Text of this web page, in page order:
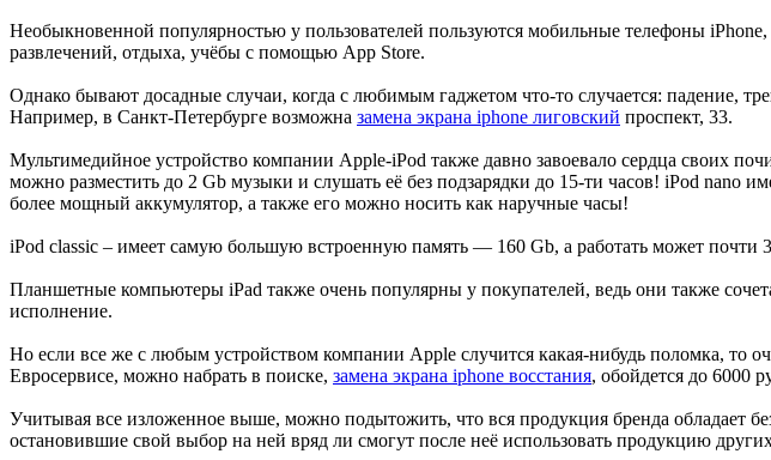
Необыкновенной популярностью у пользователей пользуются мобильные телефоны
развлечений, отдыха, учёбы с помощью App Store.
Однако бывают досадные случаи, когда с любимым гаджетом что-то случается: падение,
Например, в Санкт-Петербурге возможна замена экрана iphone лиговский проспект, 33.
Мультимедийное устройство компании Apple-iPod также давно завоевало сердца своих
можно разместить до 2 Gb музыки и слушать её без подзарядки до 15-ти часов! iPod nano
более мощный аккумулятор, а также его можно носить как наручные часы!
iPod classic – имеет самую большую встроенную память — 160 Gb, а работать может почти
Планшетные компьютеры iPad также очень популярны у покупателей, ведь они также
исполнение.
Но если все же с любым устройством компании Apple случится какая-нибудь поломка,
Евросервисе, можно набрать в поиске, замена экрана iphone восстания, обойдется до 6000
Учитывая все изложенное выше, можно подытожить, что вся продукция бренда обладает
остановившие свой выбор на ней вряд ли смогут после неё использовать продукцию